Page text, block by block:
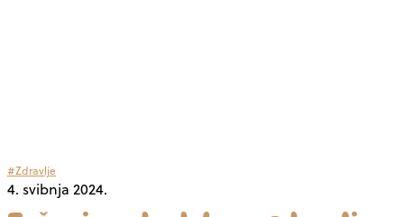
#Zdravlje
4. svibnja 2024.